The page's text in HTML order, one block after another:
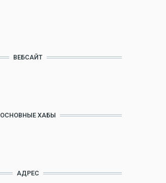
ВЕБСАЙТ
ОСНОВНЫЕ ХАБЫ
АДРЕС